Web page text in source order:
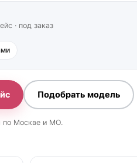
· под заказ
Подобрать модель
по Москве и МО.